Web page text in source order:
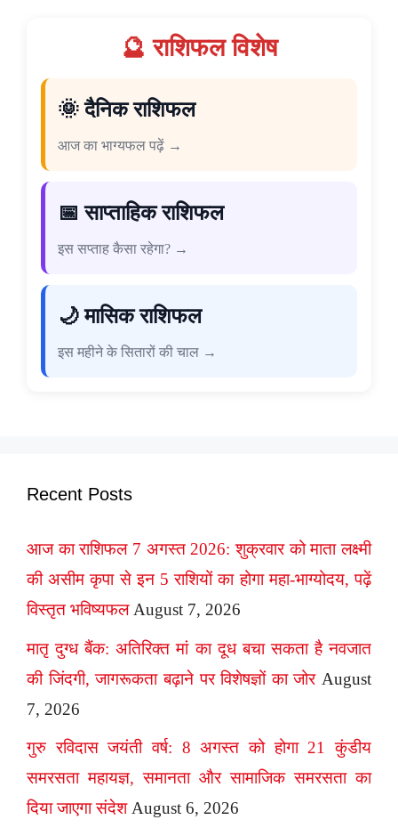
🔮 राशिफल विशेष
🌞 दैनिक राशिफल
आज का भाग्यफल पढ़ें →
📅 साप्ताहिक राशिफल
इस सप्ताह कैसा रहेगा? →
🌙 मासिक राशिफल
इस महीने के सितारों की चाल →
Recent Posts
आज का राशिफल 7 अगस्त 2026: शुक्रवार को माता लक्ष्मी
की असीम कृपा से इन 5 राशियों का होगा महा-भाग्योदय, पढ़ें
विस्तृत भविष्यफल August 7, 2026
मातृ दुग्ध बैंक: अतिरिक्त मां का दूध बचा सकता है नवजात
की जिंदगी, जागरूकता बढ़ाने पर विशेषज्ञों का जोर August
7, 2026
गुरु रविदास जयंती वर्ष: 8 अगस्त को होगा 21 कुंडीय
समरसता महायज्ञ, समानता और सामाजिक समरसता का
दिया जाएगा संदेश August 6, 2026